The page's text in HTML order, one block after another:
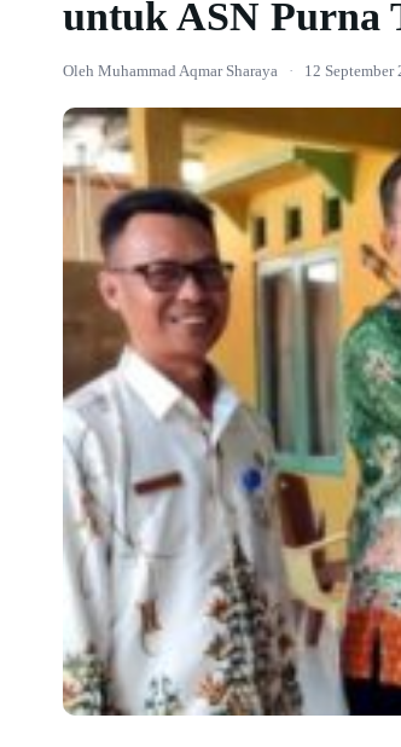
untuk ASN Purna
Oleh Muhammad Aqmar Sharaya · 12 September